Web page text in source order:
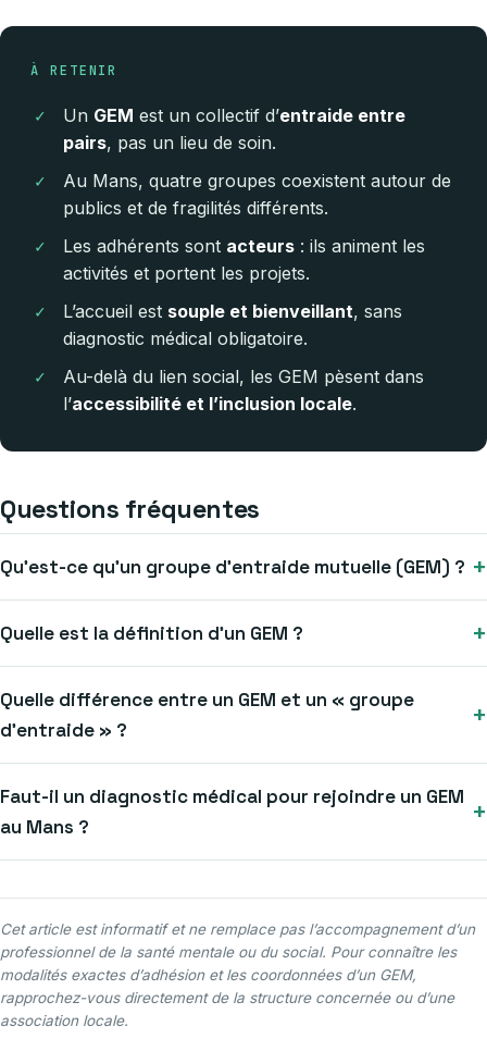
À RETENIR
Un GEM est un collectif d’entraide entre
pairs, pas un lieu de soin.
Au Mans, quatre groupes coexistent autour de
publics et de fragilités différents.
Les adhérents sont acteurs : ils animent les
activités et portent les projets.
L’accueil est souple et bienveillant, sans
diagnostic médical obligatoire.
Au-delà du lien social, les GEM pèsent dans
l’accessibilité et l’inclusion locale.
Questions fréquentes
Qu’est-ce qu’un groupe d’entraide mutuelle (GEM) ? +
Quelle est la définition d’un GEM ? +
Quelle différence entre un GEM et un « groupe
d’entraide » ?
+
Faut-il un diagnostic médical pour rejoindre un GEM
au Mans ?
+
Cet article est informatif et ne remplace pas l’accompagnement d’un
professionnel de la santé mentale ou du social. Pour connaître les
modalités exactes d’adhésion et les coordonnées d’un GEM,
rapprochez-vous directement de la structure concernée ou d’une
association locale.